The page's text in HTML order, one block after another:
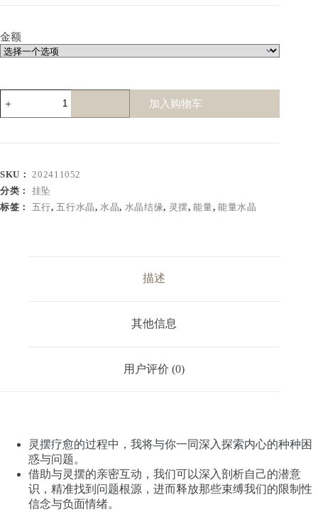
金额
摆
加入购物车
SKU： 202411052
分类： 挂坠
标签： 五行,五行水晶, 水晶, 水晶结缘, 灵摆,能量, 能量水晶
描述
其他信息
用户评价 (0)
灵摆疗愈的过程中，我将与你一同深入探索内心的种种困
惑与问题。
借助与灵摆的亲密互动，我们可以深入剖析自己的潜意
识，精准找到问题根源，进而释放那些束缚我们的限制性
信念与负面情绪。